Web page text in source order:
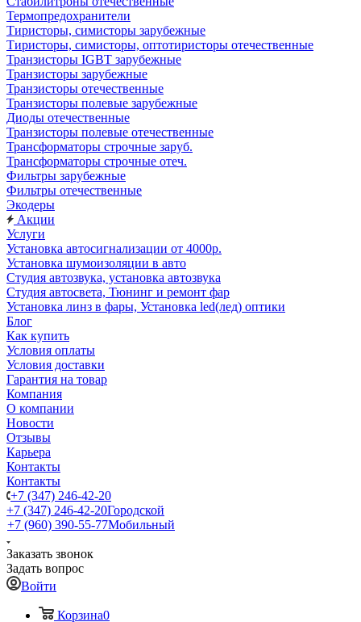
Термопредохранители
Тиристоры, симисторы зарубежные
Тиристоры, симисторы, оптотиристоры отечественные
Транзисторы IGBT зарубежные
Транзисторы зарубежные
Транзисторы отечественные
Транзисторы полевые зарубежные
Диоды отечественные
Транзисторы полевые отечественные
Трансформаторы строчные заруб.
Трансформаторы строчные отеч.
Фильтры зарубежные
Фильтры отечественные
Экодеры
Акции
Услуги
Установка автосигнализации от 4000р.
Установка шумоизоляции в авто
Студия автозвука, установка автозвука
Студия автосвета, Тюнинг и ремонт фар
Установка линз в фары, Установка led(лед) оптики
Блог
Как купить
Условия оплаты
Условия доставки
Гарантия на товар
Компания
О компании
Новости
Отзывы
Карьера
Контакты
Контакты
+7 (347) 246-42-20
+7 (347) 246-42-20Городской
+7 (960) 390-55-77Мобильный
Заказать звонок
Задать вопрос
Войти
Корзина0